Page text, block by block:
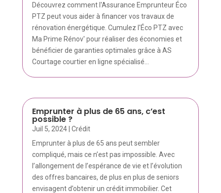
Découvrez comment l'Assurance Emprunteur Éco
PTZ peut vous aider à financer vos travaux de
rénovation énergétique. Cumulez l'Éco PTZ avec
Ma Prime Rénov' pour réaliser des économies et
bénéficier de garanties optimales grâce à AS
Courtage courtier en ligne spécialisé...
Emprunter à plus de 65 ans, c’est
possible ?
Juil 5, 2024| Crédit
Emprunter à plus de 65 ans peut sembler
compliqué, mais ce n’est pas impossible. Avec
l’allongement de l’espérance de vie et l’évolution
des offres bancaires, de plus en plus de seniors
envisagent d’obtenir un crédit immobilier. Cet